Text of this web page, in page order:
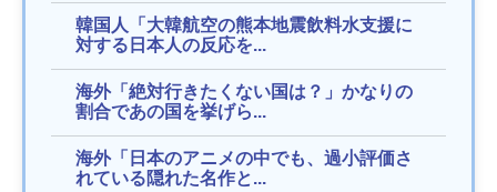
韓国人「大韓航空の熊本地震飲料水支援に
対する日本人の反応を...
海外「絶対行きたくない国は？」かなりの
割合であの国を挙げら...
海外「日本のアニメの中でも、過小評価さ
れている隠れた名作と...